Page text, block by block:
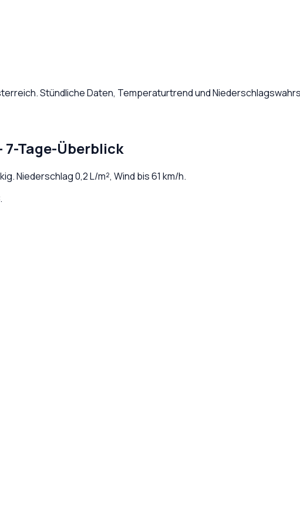
. Stündliche Daten, Temperaturtrend und
7-Tage-Überblick
. Niederschlag0,2L/m², Wind bis61 km/h.